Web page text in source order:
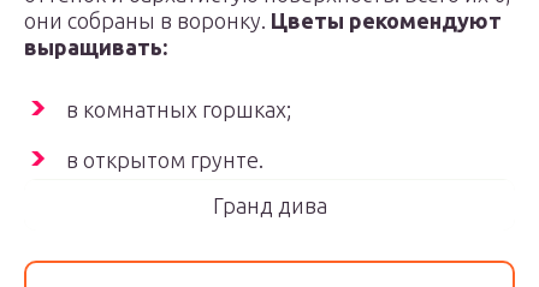
они собраны в воронку. Цветы рекомендуют
выращивать:
в комнатных горшках;
в открытом грунте.
Гранд дива